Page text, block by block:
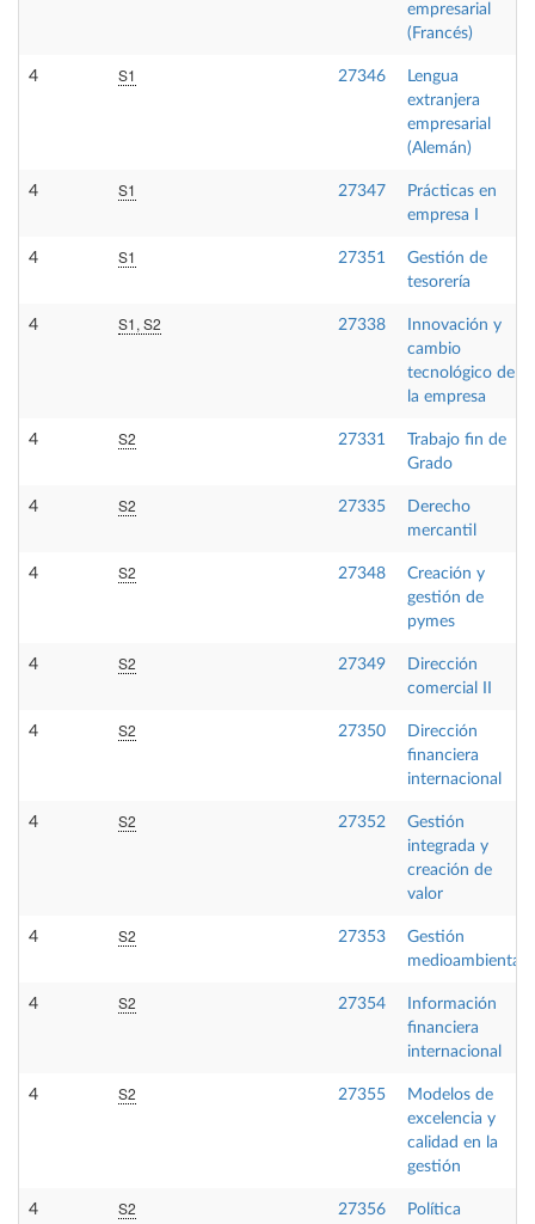
empresarial
(Francés)
4 S1 27346
Lengua
extranjera
empresarial
(Alemán)
4 S1 27347
Prácticas en
empresa I
4 S1 27351
Gestión de
tesorería
4 S1, S2 27338
Innovación y
cambio
tecnológico de
la empresa
4 S2 27331
Trabajo fin de
Grado
4 S2 27335
Derecho
mercantil
4 S2 27348
Creación y
gestión de
pymes
4 S2 27349
Dirección
comercial II
4 S2 27350
Dirección
financiera
internacional
4 S2 27352
Gestión
integrada y
creación de
valor
4 S2 27353
Gestión
medioambiental
4 S2 27354
Información
financiera
internacional
4 S2 27355
Modelos de
excelencia y
calidad en la
gestión
4 S2 27356
Política